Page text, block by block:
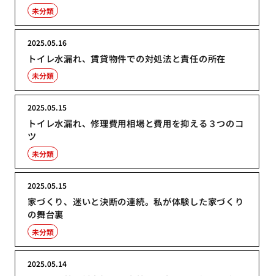
未分類
トイレ水漏れ、賃貸物件での対処法と責任の所在
2025.05.16
未分類
トイレ水漏れ、修理費用相場と費用を抑える３つのコ
ツ
2025.05.15
未分類
家づくり、迷いと決断の連続。私が体験した家づくり
の舞台裏
2025.05.15
未分類
2025.05.14